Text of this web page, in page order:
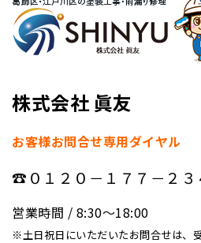
株式会社 眞友
お客様お問合せ専用ダイヤル
☎０１２０－１７７－２３
営業時間 / 8:30〜18:00
※土日祝日にいただいたお問合せは、